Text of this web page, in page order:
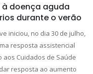
à doença aguda
durante o verão
iniciou, no dia 30 de julho,
resposta assistencial
Cuidados de Saúde
resposta ao aumento